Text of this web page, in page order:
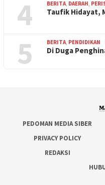
4 BERITA DAERAH
Taufik Hidayat,
5 BERITA PENDIDIKAN
Di Duga
PEDOMAN MEDIA SIBER
PRIVACY POLICY
REDAKSI